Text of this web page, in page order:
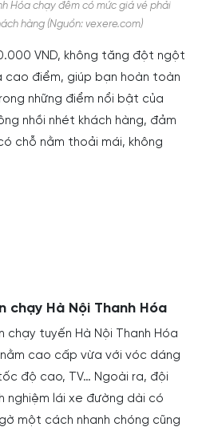
Hóa chạy đêm có mức giá vé phải
hàng (Nguồn: vexere.com)
VND, không tăng đột ngột
cao điểm, giúp bạn hoàn toàn
những điểm nổi bật của
nhồi nhét khách hàng, đảm
chỗ nằm thoải mái, không
chạy Hà Nội Thanh Hóa
chạy tuyến Hà Nội Thanh Hóa
cao cấp vừa với vóc dáng
độ cao, TV… Ngoài ra, đội
nghiệm lái xe đường dài có
một cách nhanh chóng cũng